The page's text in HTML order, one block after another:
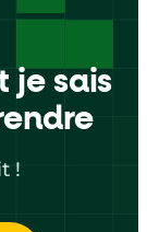
je sais
!